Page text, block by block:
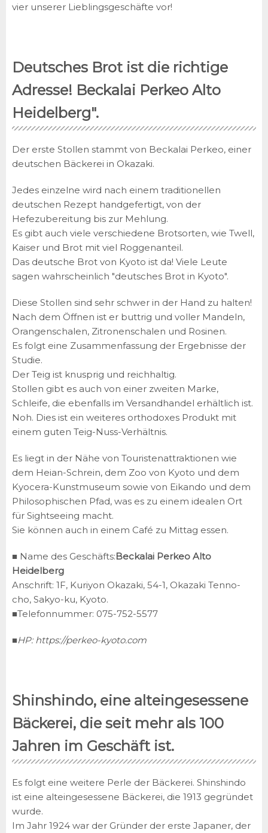
vier unserer Lieblingsgeschäfte vor!
Deutsches Brot ist die richtige
Adresse! Beckalai Perkeo Alto
Heidelberg".
Der erste Stollen stammt von Beckalai Perkeo, einer
deutschen Bäckerei in Okazaki.
Jedes einzelne wird nach einem traditionellen
deutschen Rezept handgefertigt, von der
Hefezubereitung bis zur Mehlung.
Es gibt auch viele verschiedene Brotsorten, wie Twell,
Kaiser und Brot mit viel Roggenanteil.
Das deutsche Brot von Kyoto ist da! Viele Leute
sagen wahrscheinlich "deutsches Brot in Kyoto".
Diese Stollen sind sehr schwer in der Hand zu halten!
Nach dem Öffnen ist er buttrig und voller Mandeln,
Orangenschalen, Zitronenschalen und Rosinen.
Es folgt eine Zusammenfassung der Ergebnisse der
Studie.
Der Teig ist knusprig und reichhaltig.
Stollen gibt es auch von einer zweiten Marke,
Schleife, die ebenfalls im Versandhandel erhältlich ist.
Noh. Dies ist ein weiteres orthodoxes Produkt mit
einem guten Teig-Nuss-Verhältnis.
Es liegt in der Nähe von Touristenattraktionen wie
dem Heian-Schrein, dem Zoo von Kyoto und dem
Kyocera-Kunstmuseum sowie von Eikando und dem
Philosophischen Pfad, was es zu einem idealen Ort
für Sightseeing macht.
Sie können auch in einem Café zu Mittag essen.
■ Name des Geschäfts:Beckalai Perkeo Alto
Heidelberg
Anschrift: 1F, Kuriyon Okazaki, 54-1, Okazaki Tenno-
cho, Sakyo-ku, Kyoto.
■Telefonnummer: 075-752-5577
■HP: https://perkeo-kyoto.com
Shinshindo, eine alteingesessene
Bäckerei, die seit mehr als 100
Jahren im Geschäft ist.
Es folgt eine weitere Perle der Bäckerei. Shinshindo
ist eine alteingesessene Bäckerei, die 1913 gegründet
wurde.
Im Jahr 1924 war der Gründer der erste Japaner, der